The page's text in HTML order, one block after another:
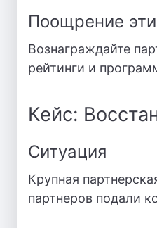
Поощрение
Вознаграждайте
рейтинги и
Кейс:
Ситуация
Крупная
партнеров подали